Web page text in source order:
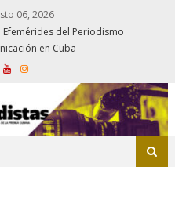
06, 2026
Efemérides del Periodismo
en Cuba